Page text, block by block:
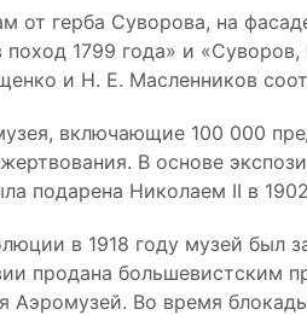
от герба Суворова, на
поход 1799 года» и
и Н. Е. Масленников
включающие 100 000
В основе
подарена Николаем II в
в 1918 году музей был
продана большевистским
Аэромузей. Во время